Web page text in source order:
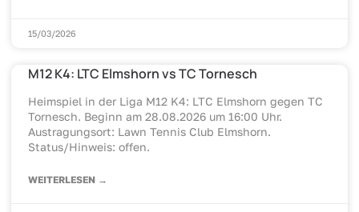
15/03/2026
M12 K4: LTC Elmshorn vs TC Tornesch
Heimspiel in der Liga M12 K4: LTC Elmshorn gegen TC
Tornesch. Beginn am 28.08.2026 um 16:00 Uhr.
Austragungsort: Lawn Tennis Club Elmshorn.
Status/Hinweis: offen.
WEITERLESEN →